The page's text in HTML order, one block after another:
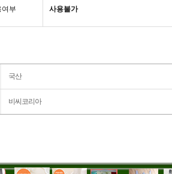
부 사용불가
국산
비씨코리아